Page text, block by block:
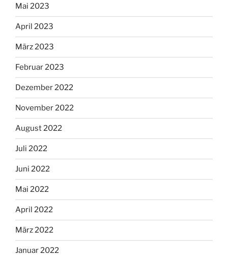
Mai 2023
April 2023
März 2023
Februar 2023
Dezember 2022
November 2022
August 2022
Juli 2022
Juni 2022
Mai 2022
April 2022
März 2022
Januar 2022